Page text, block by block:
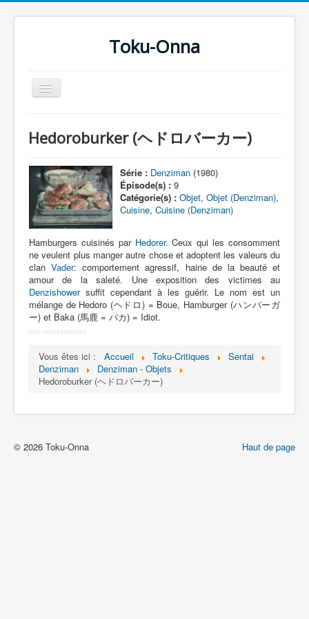
Toku-Onna
Basculer
la
Toku-Actrices
Toku-Critiques
Séries
Films
COSAA
Dessins
Artiste Asperger
Lexique
隊 デンジマン) = Escadron
électronique Denziman
Mechas
Hedoroburker (ヘドロバーカー)
Série : Denziman (1980)
Épisode(s) : 9
Catégorie(s) : Objet,Objet (Denziman),
Cuisine,Cuisine (Denziman)
Hamburgers cuisinés par Hedorer. Ceux qui les consomment
ne veulent plus manger autre chose et adoptent les valeurs du
clanVader: comportement agressif, haine de la beauté et
amour de la saleté. Une exposition des victimes au
Denzishowersuffit cependant à les guérir. Le nom est un
mélange de Hedoro (ヘドロ) = Boue, Hamburger (ハンバーガ
ー) et Baka (馬鹿 = バカ) = Idiot.
More Joomla Extensions
Vous êtes ici : Accueil Toku-Critiques
Sentai
Denziman
Denziman - Objets
Hedoroburker (ヘドロバーカー)
Haut de page
© 2026 Toku-Onna